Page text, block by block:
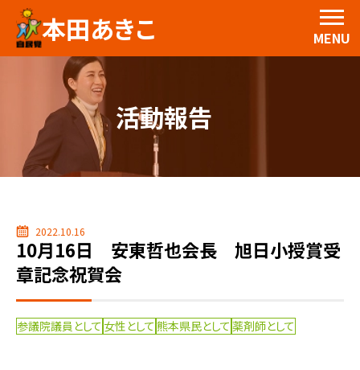
本田あきこ MENU
活動報告
2022.10.16
10月16日 安東哲也会長 旭日小授賞受
章記念祝賀会
参議院議員として 女性として 熊本県民として 薬剤師として